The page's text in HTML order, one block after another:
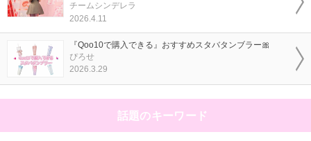
チームシンデレラ
2026.4.11
『Qoo10で購入できる』おすすめスタバタンブラー🎀
ぴろせ
2026.3.29
話題のキーワード